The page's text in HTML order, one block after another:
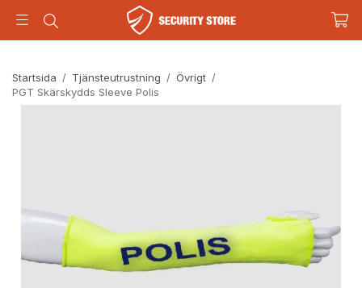
Startsida / Tjänsteutrustning / Övrigt /
PGT Skärskydds Sleeve Polis